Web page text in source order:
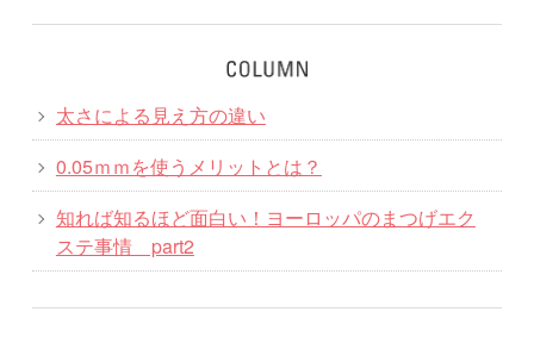
太さによる見え方の違い
0.05ｍｍを使うメリットとは？
知れば知るほど面白い！ヨーロッパのまつげエク
ステ事情 part2